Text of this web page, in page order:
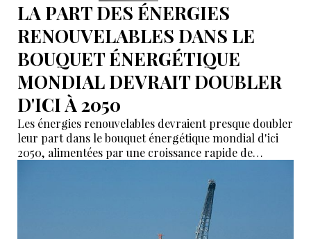
LA PART DES ÉNERGIES
RENOUVELABLES DANS LE
BOUQUET ÉNERGÉTIQUE
MONDIAL DEVRAIT DOUBLER
D'ICI À 2050
Les énergies renouvelables devraient presque doubler
leur part dans le bouquet énergétique mondial d'ici
2050, alimentées par une croissance rapide de